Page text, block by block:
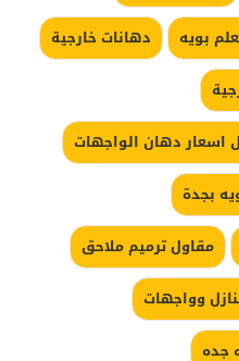
بويه
دهانات خارجية
اسعار دهان الواجهات
بجدة
مقاول ترميم ملاحق
وواجهات
جده